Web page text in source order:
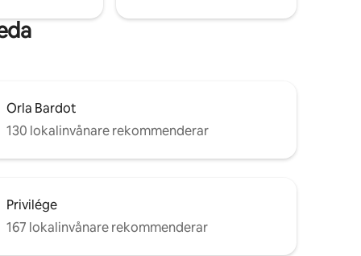
Orla Bardot
130 lokalinvånare rekommenderar
Privilége
167 lokalinvånare rekommenderar